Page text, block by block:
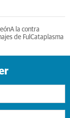
A la contra
de Ful Cataplasma